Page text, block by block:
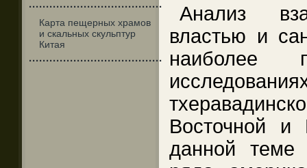
·······································
Карта пещерных храмов
и скальных скульптур
Китая
·······································
Анализ
властью и
наиболее
Восточной
данной теме